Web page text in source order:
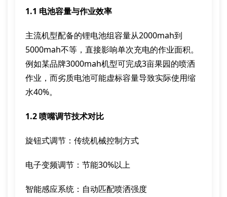
1.1 电池容量与作业效率
主流机型配备的锂电池组容量从2000mah到
5000mah不等，直接影响单次充电的作业面积。
例如某品牌3000mah机型可完成3亩果园的喷洒
作业，而劣质电池可能虚标容量导致实际使用缩
水40%。
1.2 喷嘴调节技术对比
旋钮式调节：传统机械控制方式
电子变频调节：节能30%以上
智能感应系统：自动匹配喷洒强度